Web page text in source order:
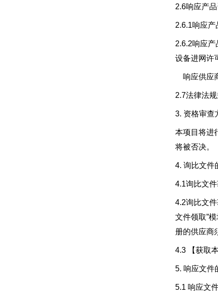
2.6响应产
2.6.1响应
2.6.2响应
设备进网许
响应供应
2.7法律法
3. 资格审查
本项目将进
将被否决。
4. 询比文件
4.1询比文
4.2询比文
文件领取”
册的供应商
4.3 【获取
5. 响应文件
5.1 响应文